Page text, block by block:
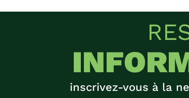
inscrivez-vous à la